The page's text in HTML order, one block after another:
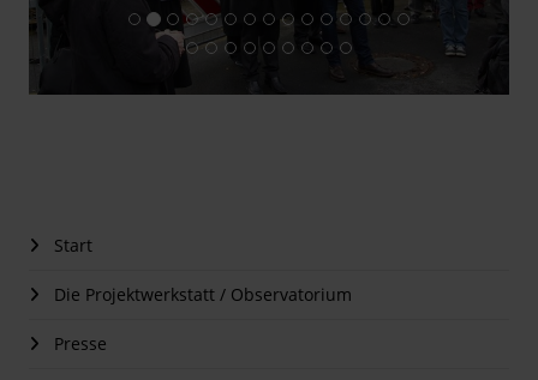
Start
Die Projektwerkstatt / Observatorium
Presse